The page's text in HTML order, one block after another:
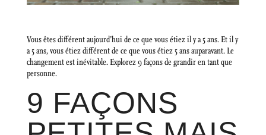
Vous êtes différent aujourd’hui de ce que vous étiez il y a 5 ans. Et il y
a 5 ans, vous étiez différent de ce que vous étiez 5 ans auparavant. Le
changement est inévitable. Explorez 9 façons de grandir en tant que
personne.
9 FAÇONS